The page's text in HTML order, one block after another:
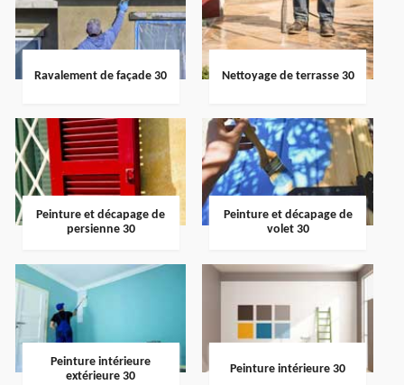
Ravalement de façade 30 Nettoyage de terrasse 30
Peinture et décapage de
persienne 30
Peinture et décapage de
volet 30
Peinture intérieure
extérieure 30
Peinture intérieure 30